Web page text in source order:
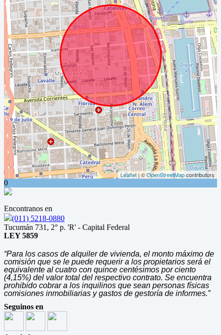
Leaflet| ©OpenStreetMapcontributors
0
Encontranos en
(011) 5218-0880
Tucumán 731, 2° p. 'R' - Capital Federal
LEY 5859
“Para los casos de alquiler de vivienda, el monto máximo de
comisión que se le puede requerir a los propietarios será el
equivalente al cuatro con quince centésimos por ciento
(4,15%) del valor total del respectivo contrato. Se encuentra
prohibido cobrar a los inquilinos que sean personas físicas
comisiones inmobiliarias y gastos de gestoría de informes.”
Seguinos en